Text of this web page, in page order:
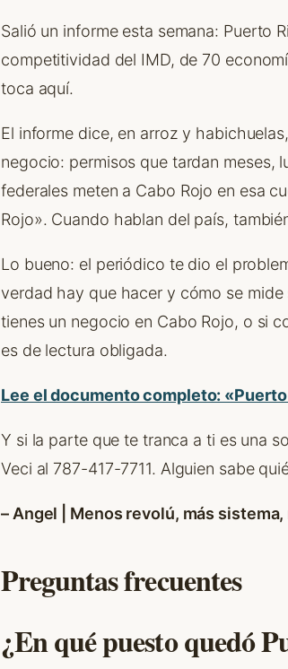
Salió un informe esta semana: Puerto
competitividad del IMD, de 70
toca aquí.
El informe dice, en arroz y
negocio: permisos que tardan meses,
federales meten a Cabo Rojo en esa
Rojo». Cuando hablan del país,
Lo bueno: el periódico te dio el
verdad hay que hacer y cómo se
tienes un negocio en Cabo Rojo, o si
es de lectura obligada.
Lee el documento completo:
Y si la parte que te tranca a ti es una
Veci al 787-417-7711. Alguien sabe
– Angel | Menos revolú, más
Preguntas frecuentes
¿En qué puesto quedó